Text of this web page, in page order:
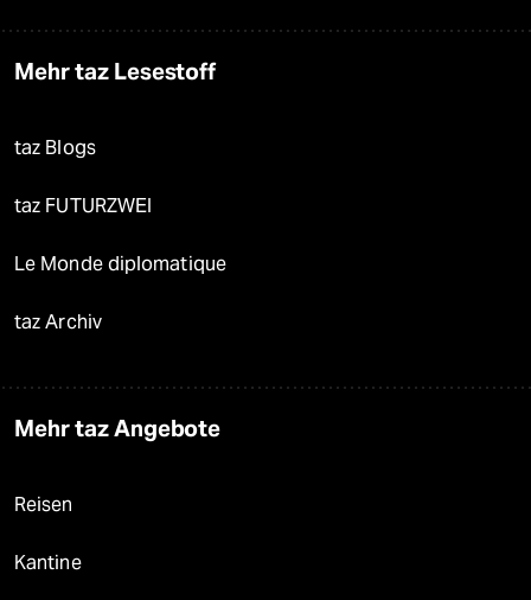
Mehr taz Lesestoff
taz Blogs
taz FUTURZWEI
Le Monde diplomatique
taz Archiv
Mehr taz Angebote
Reisen
Kantine